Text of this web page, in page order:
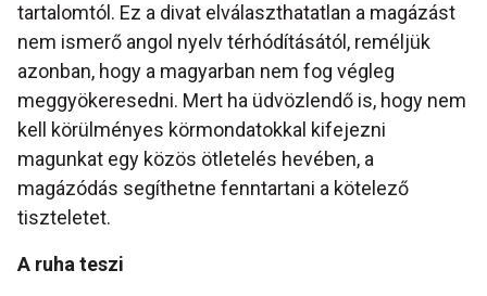
tartalomtól. Ez a divat elválaszthatatlan a magázást
nem ismerő angol nyelv térhódításától, reméljük
azonban, hogy a magyarban nem fog végleg
meggyökeresedni. Mert ha üdvözlendő is, hogy nem
kell körülményes körmondatokkal kifejezni
magunkat egy közös ötletelés hevében, a
magázódás segíthetne fenntartani a kötelező
tiszteletet.
A ruha teszi